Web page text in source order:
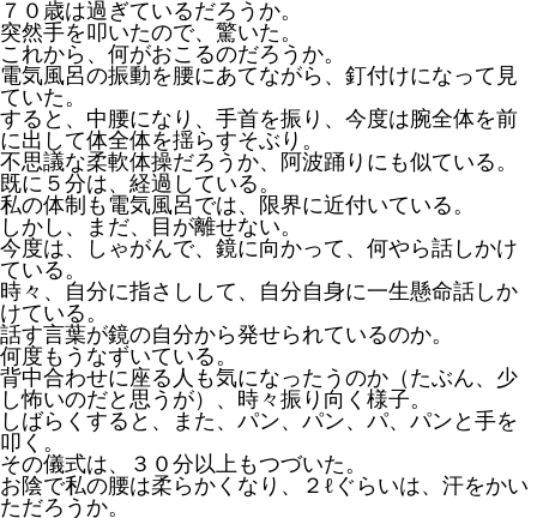
1
2
3
4
5
6
7
8
9
10
11
12
13
14
15
16
17
18
19
20
21
22
23
24
25
26
27
28
29
30
1
2
3
4
5
6
7
8
9
10
11
12
13
14
15
16
17
18
19
20
21
22
23
24
25
26
27
28
29
30
31
1
2
3
4
5
6
7
8
9
10
11
12
13
14
15
16
17
18
19
20
21
22
23
24
25
26
27
28
29
30
1
2
3
4
5
6
7
8
9
10
11
12
13
14
15
16
17
18
19
20
21
22
23
24
25
26
27
28
29
30
31
1
2
3
4
5
6
7
8
9
10
11
12
13
14
15
16
17
18
19
20
21
22
23
24
25
26
27
28
1
2
3
4
5
6
7
8
9
10
11
12
13
14
15
16
17
18
19
20
21
22
23
24
25
26
27
28
29
30
31
1
2
3
4
5
6
7
8
9
10
11
12
13
14
15
16
17
18
19
20
21
22
23
24
25
26
27
28
29
30
31
1
2
3
4
5
6
7
8
9
10
11
12
13
14
15
16
17
18
19
20
21
22
23
24
25
26
27
28
29
30
1
2
3
4
5
6
7
8
9
10
11
12
13
14
15
16
17
18
19
20
21
22
23
24
25
26
27
28
29
30
31
1
2
3
4
5
6
7
8
9
10
11
12
13
14
15
16
17
18
19
20
21
22
23
24
25
26
27
28
29
30
1
2
3
4
5
6
7
8
9
10
11
12
13
14
15
16
17
18
19
20
21
22
23
24
25
26
27
28
29
30
31
1
2
3
4
5
6
7
8
9
10
11
12
13
14
15
16
17
18
19
20
21
22
23
24
25
26
27
28
29
30
1
2
3
4
5
6
7
8
9
10
11
12
13
14
15
16
17
18
19
20
21
22
23
24
25
26
27
28
29
30
31
1
2
3
4
5
6
7
8
9
10
11
12
13
14
15
16
17
18
19
20
21
22
23
24
25
26
27
28
1
2
3
4
5
6
7
8
9
10
11
12
13
14
15
16
17
18
19
20
21
22
23
24
25
26
27
28
29
30
31
1
2
3
4
5
6
7
8
9
10
11
12
13
14
15
16
17
18
19
20
21
22
23
24
25
26
27
28
29
30
1
2
3
4
5
6
7
8
9
10
11
12
13
14
15
16
17
18
19
20
21
22
23
24
25
26
27
28
29
30
31
1
2
3
4
5
6
7
8
9
10
11
12
13
14
15
16
17
18
19
20
21
22
23
24
25
26
27
28
29
30
1
2
3
4
5
6
7
8
9
10
11
12
13
14
15
16
17
18
19
20
21
22
23
24
25
26
27
28
29
30
31
1
2
3
4
5
6
7
8
9
10
11
12
13
14
15
16
17
18
19
20
21
22
23
24
25
26
27
28
29
30
1
2
3
4
5
6
7
8
9
10
11
12
13
14
15
16
17
18
19
20
21
22
23
24
25
26
27
28
29
30
31
1
2
3
4
5
6
7
8
9
10
11
12
13
14
15
16
17
18
19
20
21
22
23
24
25
26
27
28
29
30
1
2
3
4
5
6
7
8
9
10
11
12
13
14
15
16
17
18
19
20
21
22
23
24
25
26
27
28
29
30
31
1
2
3
4
5
6
7
8
9
10
11
12
13
14
15
16
17
18
19
20
21
22
23
24
25
26
27
28
29
1
2
3
4
5
6
7
8
9
10
11
12
13
14
15
16
17
18
19
20
21
22
23
24
25
26
27
28
29
30
31
1
2
3
4
5
6
7
8
9
10
11
12
13
14
15
16
17
18
19
20
21
22
23
24
25
26
27
28
29
30
31
1
2
3
4
5
6
7
8
9
10
11
12
13
14
15
16
17
18
19
20
21
22
23
24
25
26
27
28
29
30
1
2
3
4
5
6
7
8
9
10
11
12
13
14
15
16
17
18
19
20
21
22
23
24
25
26
27
28
29
30
31
1
2
3
4
5
6
7
8
9
10
11
12
13
14
15
16
17
18
19
20
21
22
23
24
25
26
27
28
29
30
1
2
3
4
5
6
7
8
9
10
11
12
13
14
15
16
17
18
19
20
21
22
23
24
25
26
27
28
29
30
31
1
2
3
4
5
6
7
8
9
10
11
12
13
14
15
16
17
18
19
20
21
22
23
24
25
26
27
28
29
30
31
1
2
3
4
5
6
7
8
9
10
11
12
13
14
15
16
17
18
19
20
21
22
23
24
25
26
27
28
29
30
1
2
3
4
5
6
7
8
9
10
11
12
13
14
15
16
17
18
19
20
21
22
23
24
25
26
27
28
29
30
31
1
2
3
4
5
6
7
8
9
10
11
12
13
14
15
16
17
18
19
20
21
22
23
24
25
26
27
28
29
30
1
2
3
4
5
6
7
8
9
10
11
12
13
14
15
16
17
18
19
20
21
22
23
24
25
26
27
28
29
30
31
1
2
3
4
5
6
7
8
9
10
11
12
13
14
15
16
17
18
19
20
21
22
23
24
25
26
27
28
1
2
3
4
5
6
7
8
9
10
11
12
13
14
15
16
17
18
19
20
21
22
23
24
25
26
27
28
29
30
31
1
2
3
4
5
6
7
8
9
10
11
12
13
14
15
16
17
18
19
20
21
22
23
24
25
26
27
28
29
30
31
1
2
3
4
5
6
7
8
9
10
11
12
13
14
15
16
17
18
19
20
21
22
23
24
25
26
27
28
29
30
1
2
3
4
5
6
7
8
9
10
11
12
13
14
15
16
17
18
19
20
21
22
23
24
25
26
27
28
29
30
31
1
2
3
4
5
6
7
8
9
10
11
12
13
14
15
16
17
18
19
20
21
22
23
24
25
26
27
28
29
30
1
2
3
4
5
6
7
8
9
10
11
12
13
14
15
16
17
18
19
20
21
22
23
24
25
26
27
28
29
30
31
1
2
3
4
5
6
7
8
9
10
11
12
13
14
15
16
17
18
19
20
21
22
23
24
25
26
27
28
29
30
31
1
2
3
4
5
6
7
8
9
10
11
12
13
14
15
16
17
18
19
20
21
22
23
24
25
26
27
28
29
30
1
2
3
4
5
6
7
8
9
10
11
12
13
14
15
16
17
18
19
20
21
22
23
24
25
26
27
28
29
30
31
1
2
3
4
5
6
7
8
9
10
11
12
13
14
15
16
17
18
19
20
21
22
23
24
25
26
27
28
29
30
1
2
3
4
5
6
7
8
9
10
11
12
13
14
15
16
17
18
19
20
21
22
23
24
25
26
27
28
29
30
31
1
2
3
4
5
6
7
8
9
10
11
12
13
14
15
16
17
18
19
20
21
22
23
24
25
26
27
28
1
2
3
4
5
6
7
8
9
10
11
12
13
14
15
16
17
18
19
20
21
22
23
24
25
26
27
28
29
30
31
1
2
3
4
5
6
7
8
9
10
11
12
13
14
15
16
17
18
19
20
21
22
23
24
25
26
27
28
29
30
31
1
2
3
4
5
6
7
8
9
10
11
12
13
14
15
16
17
18
19
20
21
22
23
24
25
26
27
28
29
30
1
2
3
4
5
6
7
8
9
10
11
12
13
14
15
16
17
18
19
20
21
22
23
24
25
26
27
28
29
30
31
1
2
3
4
5
6
7
8
9
10
11
12
13
14
15
16
17
18
19
20
21
22
23
24
25
26
27
28
29
30
1
2
3
4
5
6
7
8
9
10
11
12
13
14
15
16
17
18
19
20
21
22
23
24
25
26
27
28
29
30
31
1
2
3
4
5
6
7
8
9
10
11
12
13
14
15
16
17
18
19
20
21
22
23
24
25
26
27
28
29
30
31
1
2
3
4
5
6
7
8
9
10
11
12
13
14
15
16
17
18
19
20
21
22
23
24
25
26
27
28
29
30
1
2
3
4
5
6
7
8
9
10
11
12
13
14
15
16
17
18
19
20
21
22
23
24
25
26
27
28
29
30
31
1
2
3
4
5
6
7
8
9
10
11
12
13
14
15
16
17
18
19
20
21
22
23
24
25
26
27
28
29
30
1
2
3
4
5
6
7
8
9
10
11
12
13
14
15
16
17
18
19
20
21
22
23
24
25
26
27
28
29
30
31
1
2
3
4
5
6
7
8
9
10
11
12
13
14
15
16
17
18
19
20
21
22
23
24
25
26
27
28
1
2
3
4
5
6
7
8
9
10
11
12
13
14
15
16
17
18
19
20
21
22
23
24
25
26
27
28
29
30
31
1
2
3
4
5
6
7
8
9
10
11
12
13
14
15
16
17
18
19
20
21
22
23
24
25
26
27
28
29
30
31
1
2
3
4
5
6
7
8
9
10
11
12
13
14
15
16
17
18
19
20
21
22
23
24
25
26
27
28
29
30
1
2
3
4
5
6
7
8
9
10
11
12
13
14
15
16
17
18
19
20
21
22
23
24
25
26
27
28
29
30
31
1
2
3
4
5
6
7
8
9
10
11
12
13
14
15
16
17
18
19
20
21
22
23
24
25
26
27
28
29
30
31
７０歳は過ぎているだろうか。
突然手を叩いたので、驚いた。
これから、何がおこるのだろうか。
電気風呂の振動を腰にあてながら、釘付けになって見
ていた。
すると、中腰になり、手首を振り、今度は腕全体を前
に出して体全体を揺らすそぶり。
不思議な柔軟体操だろうか、阿波踊りにも似ている。
既に５分は、経過している。
私の体制も電気風呂では、限界に近付いている。
しかし、まだ、目が離せない。
今度は、しゃがんで、鏡に向かって、何やら話しかけ
ている。
時々、自分に指さしして、自分自身に一生懸命話しか
けている。
話す言葉が鏡の自分から発せられているのか。
何度もうなずいている。
背中合わせに座る人も気になったうのか（たぶん、少
し怖いのだと思うが）、時々振り向く様子。
しばらくすると、また、パン、パン、パ、パンと手を
叩く。
その儀式は、３０分以上もつづいた。
お陰で私の腰は柔らかくなり、２ℓぐらいは、汗をかい
ただろうか。